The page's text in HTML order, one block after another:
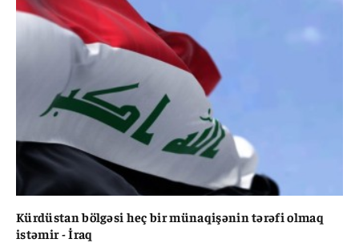
Kürdüstan bölgəsi heç bir münaqişənin tərəfi olmaq
istəmir - İraq